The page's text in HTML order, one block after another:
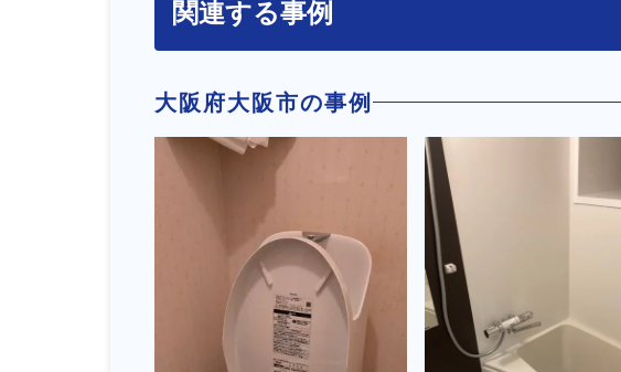
関連する事例
大阪府大阪市の事例